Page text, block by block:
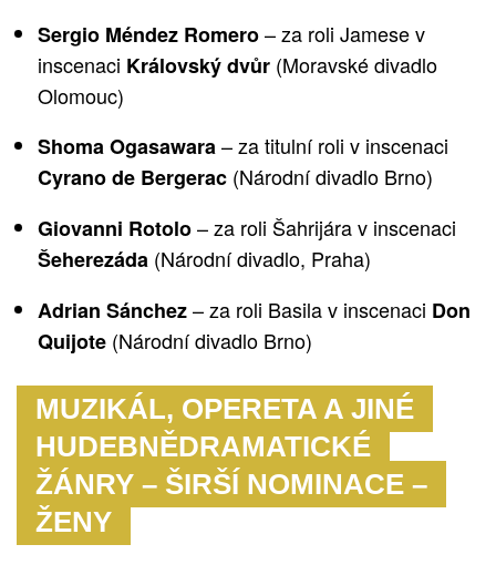
Sergio Méndez Romero– za roli Jamese v
inscenaci Královský dvůr (Moravské divadlo
Olomouc)
Shoma Ogasawara– za titulní roli v inscenaci
Cyrano de Bergerac (Národní divadlo Brno)
Giovanni Rotolo– za roli Šahrijára v inscenaci
Šeherezáda (Národní divadlo, Praha)
Adrian Sánchez– za roli Basila v inscenaci Don
Quijote (Národní divadlo Brno)
MUZIKÁL, OPERETA A JINÉ
HUDEBNĚDRAMATICKÉ
ŽÁNRY – ŠIRŠÍ NOMINACE –
ŽENY